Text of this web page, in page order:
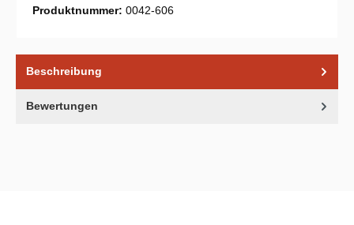
Produktnummer: 0042-606
Beschreibung
Bewertungen